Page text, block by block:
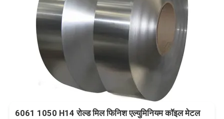
6061 1050 H14 रोल्ड मिल फिनिश एल्युमिनियम कॉइल मेटल